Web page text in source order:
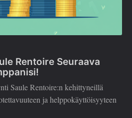
Rentoire Seuraava
Saule Rentoire:n kehittyneillä
ja helppokäyttöisyyteen